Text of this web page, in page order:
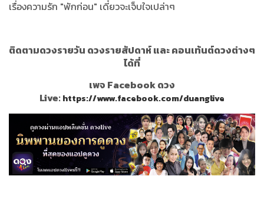
เรื่องความรัก "พักก่อน" เดี๋ยวจะเจ็บใจเปล่าๆ
ติดตามดวงรายวัน ดวงรายสัปดาห์ และ คอนเท้นต์ดวงต่างๆ
ได้ที่
เพจ Facebook ดวง
Live:https://www.facebook.com/duanglive